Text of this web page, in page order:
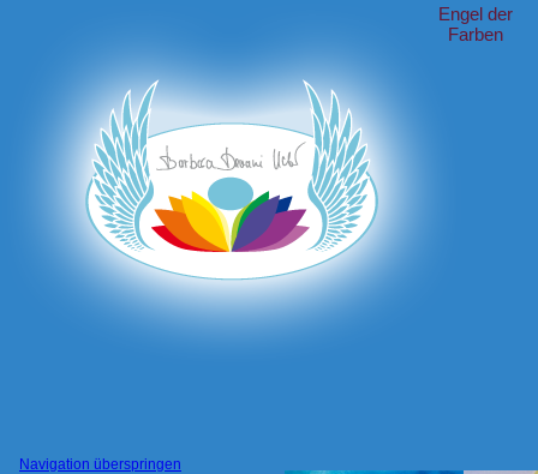
Engel der
Farben
Navigation überspringen